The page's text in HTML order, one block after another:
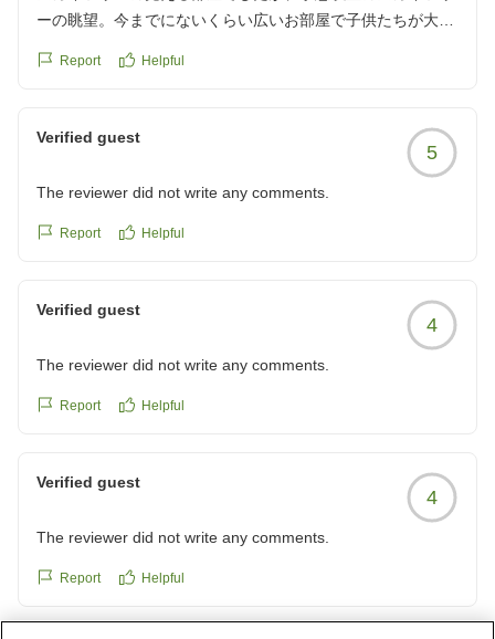
ーの眺望。今までにないくらい広いお部屋で子供たちが大喜
アラパンケーキやお菓子など充実したホテルライフでした。
Report Helpful
Verified guest
5
The reviewer did not write any comments.
Report Helpful
Verified guest
4
The reviewer did not write any comments.
Report Helpful
Verified guest
4
The reviewer did not write any comments.
Report Helpful